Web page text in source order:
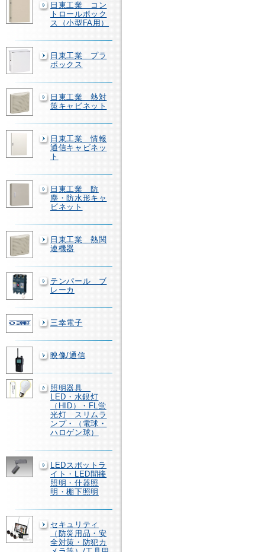
日東工業 コン
トロールボック
ス（小型FA用）
日東工業 プラ
ボックス
日東工業 熱対
策キャビネット
日東工業 情報
通信キャビネッ
ト
日東工業 防
塵・防水形キャ
ビネット
日東工業 熱関
連機器
テンパール ブ
レーカ
三幸電子
映像/通信
照明器具
LED・水銀灯
（HID）・FL蛍
光灯 スリムラ
ンプ・（電球・
ハロゲン球）
LEDスポットラ
イト・LED間接
照明・什器照
明・棚下照明
セキュリティ
（防災用品・安
全対策・防犯カ